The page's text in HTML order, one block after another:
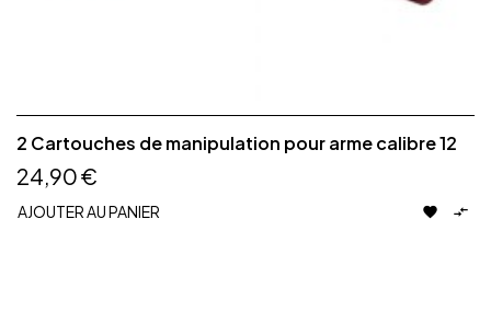
2 Cartouches de manipulation pour arme calibre 12
24,90 €
AJOUTER AU PANIER  